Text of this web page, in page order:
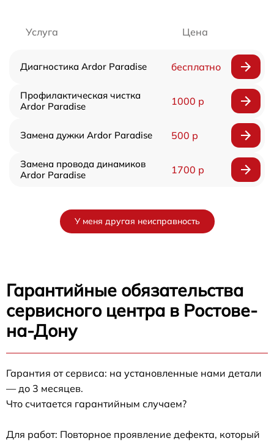
Услуга Цена
Диагностика Ardor Paradise бесплатно
Профилактическая чистка
Ardor Paradise
1000 р
Замена дужки Ardor Paradise 500 р
Замена провода динамиков
Ardor Paradise
1700 р
У меня другая неисправность
Гарантийные обязательства
сервисного центра в Ростове-
на-Дону
Гарантия от сервиса: на установленные нами детали
— до 3 месяцев.
Что считается гарантийным случаем?
Для работ: Повторное проявление дефекта, который